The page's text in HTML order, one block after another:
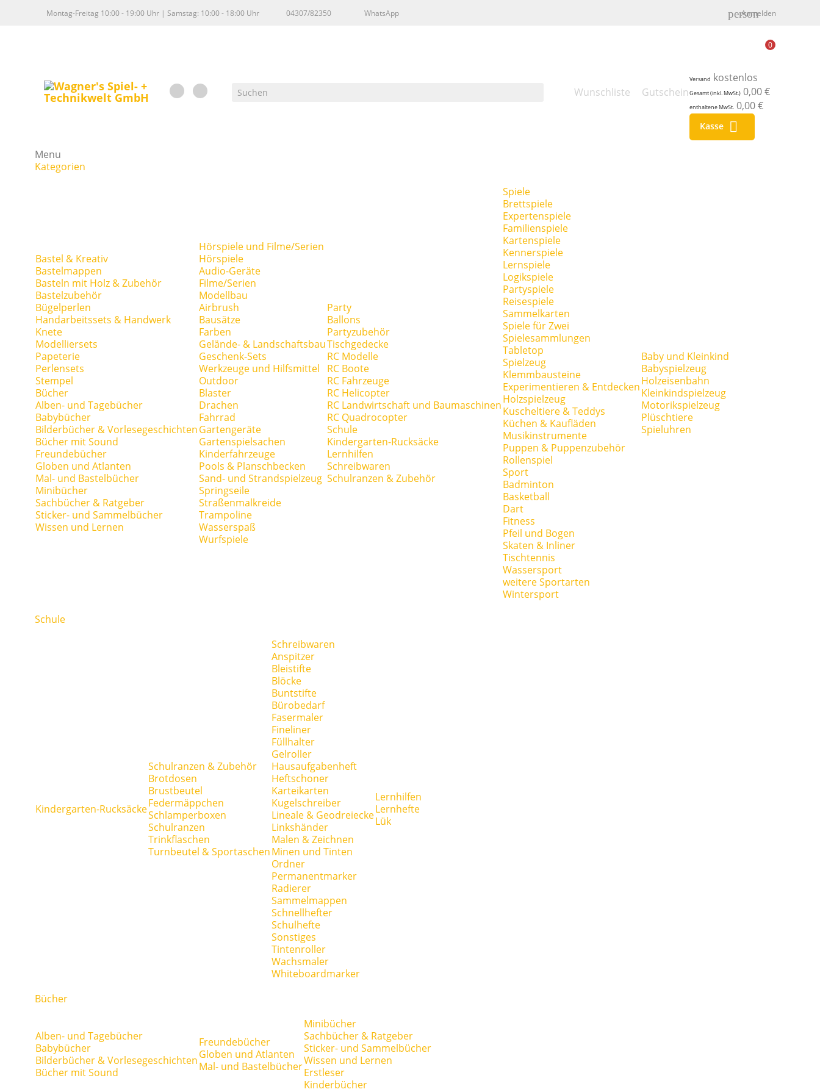
Montag-Freitag 10:00 - 19:00 Uhr | Samstag: 10:00 - 18:00 Uhr 04307/82350 WhatsApp person
Anmelden
Wunschliste Gutschein
0
Versand kostenlos
Gesamt (inkl. MwSt.) 0,00 €
enthaltene MwSt. 0,00 €
Kasse 
Menu
Kategorien
Bastel & Kreativ
Bastelmappen
Basteln mit Holz & Zubehör
Bastelzubehör
Bügelperlen
Handarbeitssets & Handwerk
Knete
Modelliersets
Papeterie
Perlensets
Stempel
Bücher
Alben- und Tagebücher
Babybücher
Bilderbücher & Vorlesegeschichten
Bücher mit Sound
Freundebücher
Globen und Atlanten
Mal- und Bastelbücher
Minibücher
Sachbücher & Ratgeber
Sticker- und Sammelbücher
Wissen und Lernen
Hörspiele und Filme/Serien
Hörspiele
Audio-Geräte
Filme/Serien
Modellbau
Airbrush
Bausätze
Farben
Gelände- & Landschaftsbau
Geschenk-Sets
Werkzeuge und Hilfsmittel
Outdoor
Blaster
Drachen
Fahrrad
Gartengeräte
Gartenspielsachen
Kinderfahrzeuge
Pools & Planschbecken
Sand- und Strandspielzeug
Springseile
Straßenmalkreide
Trampoline
Wasserspaß
Wurfspiele
Party
Ballons
Partyzubehör
Tischgedecke
RC Modelle
RC Boote
RC Fahrzeuge
RC Helicopter
RC Landwirtschaft und Baumaschinen
RC Quadrocopter
Schule
Kindergarten-Rucksäcke
Lernhilfen
Schreibwaren
Schulranzen & Zubehör
Spiele
Brettspiele
Expertenspiele
Familienspiele
Kartenspiele
Kennerspiele
Lernspiele
Logikspiele
Partyspiele
Reisespiele
Sammelkarten
Spiele für Zwei
Spielesammlungen
Tabletop
Spielzeug
Klemmbausteine
Experimentieren & Entdecken
Holzspielzeug
Kuscheltiere & Teddys
Küchen & Kaufläden
Musikinstrumente
Puppen & Puppenzubehör
Rollenspiel
Sport
Badminton
Basketball
Dart
Fitness
Pfeil und Bogen
Skaten & Inliner
Tischtennis
Wassersport
weitere Sportarten
Wintersport
Baby und Kleinkind
Babyspielzeug
Holzeisenbahn
Kleinkindspielzeug
Motorikspielzeug
Plüschtiere
Spieluhren
Schule
Kindergarten-Rucksäcke
Schulranzen & Zubehör
Brotdosen
Brustbeutel
Federmäppchen
Schlamperboxen
Schulranzen
Trinkflaschen
Turnbeutel & Sportaschen
Schreibwaren
Anspitzer
Bleistifte
Blöcke
Buntstifte
Bürobedarf
Fasermaler
Fineliner
Füllhalter
Gelroller
Hausaufgabenheft
Heftschoner
Karteikarten
Kugelschreiber
Lineale & Geodreiecke
Linkshänder
Malen & Zeichnen
Minen und Tinten
Ordner
Permanentmarker
Radierer
Sammelmappen
Schnellhefter
Schulhefte
Sonstiges
Tintenroller
Wachsmaler
Whiteboardmarker
Lernhilfen
Lernhefte
Lük
Bücher
Alben- und Tagebücher
Babybücher
Bilderbücher & Vorlesegeschichten
Bücher mit Sound
Freundebücher
Globen und Atlanten
Mal- und Bastelbücher
Minibücher
Sachbücher & Ratgeber
Sticker- und Sammelbücher
Wissen und Lernen
Erstleser
Kinderbücher